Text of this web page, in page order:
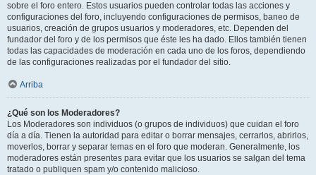
sobre el foro entero. Estos usuarios pueden controlar todas las acciones y
configuraciones del foro, incluyendo configuraciones de permisos, baneo de
usuarios, creación de grupos usuarios y moderadores, etc. Dependen del
fundador del foro y de los permisos que éste les ha dado. Ellos también tienen
todas las capacidades de moderación en cada uno de los foros, dependiendo
de las configuraciones realizadas por el fundador del sitio.
Arriba
¿Qué son los Moderadores?
Los Moderadores son individuos (o grupos de individuos) que cuidan el foro
día a día. Tienen la autoridad para editar o borrar mensajes, cerrarlos, abrirlos,
moverlos, borrar y separar temas en el foro que moderan. Generalmente, los
moderadores están presentes para evitar que los usuarios se salgan del tema
tratado o publiquen spam y/o contenido malicioso.